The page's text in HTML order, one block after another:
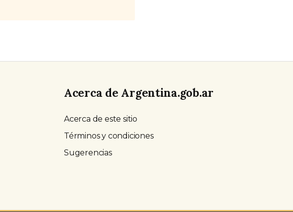
Acerca de Argentina.gob.ar
Acerca de este sitio
Términos y condiciones
Sugerencias